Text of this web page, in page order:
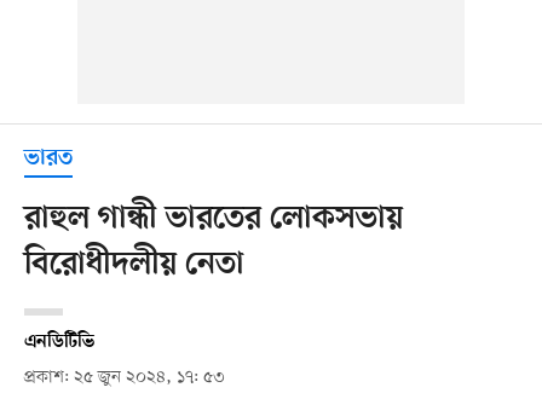
ভারত
রাহুল গান্ধী ভারতের লোকসভায়
বিরোধীদলীয় নেতা
এনডিটিভি
প্রকাশ: ২৫ জুন ২০২৪, ১৭: ৫৩